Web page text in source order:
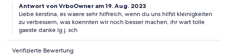
Antwort von VrboOwner am 19. Aug. 2023
Liebe kerstina, es waere sehr hilfreich, wenn du uns hilfst kleinigkeiten
zu verbessern, was koennten wir noch besser machen, ihr wart tolle
gaeste danke lg j. sch
Verifizierte Bewertung